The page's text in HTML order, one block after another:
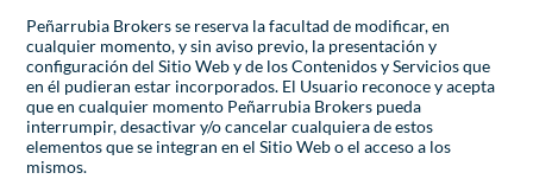
Peñarrubia Brokers se reserva la facultad de modificar, en
cualquier momento, y sin aviso previo, la presentación y
configuración del Sitio Web y de los Contenidos y Servicios que
en él pudieran estar incorporados. El Usuario reconoce y acepta
que en cualquier momento Peñarrubia Brokers pueda
interrumpir, desactivar y/o cancelar cualquiera de estos
elementos que se integran en el Sitio Web o el acceso a los
mismos.